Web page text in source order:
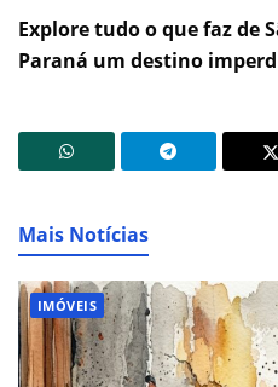
Explore tudo o que faz de
Paraná um destino
Mais Notícias
IMÓVEIS